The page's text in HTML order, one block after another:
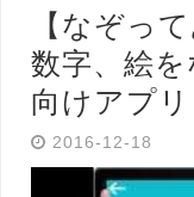
【なぞっ
数字、絵
向けアプリ
2016-12-18